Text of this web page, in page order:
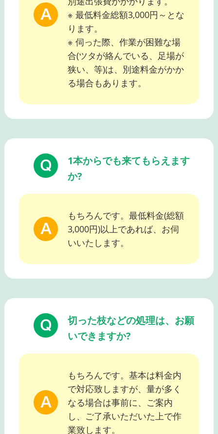
※ 最低料金総額3,000円～とな
ります。
※ 伺った際、作業が困難な場
合(ツタが絡んでいる、足場が
狭い、等)は、別途料金がかか
る場合もあります。
1本からでも来てもらえます
か?
もちろんです。最低料金(総額
3,000円)以上であれば、お伺
いいたします。
切った枝などの処理は、お願
いできますか?
もちろんです。基本は料金内
で対応致しますが、量が多く
なる場合は事前に、ご案内
し、ご了承いただいた上で作
業致します。